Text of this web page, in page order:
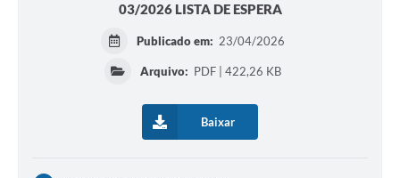
03/2026 LISTA DE ESPERA
Publicado em: 23/04/2026
Arquivo: PDF | 422,26 KB
Baixar